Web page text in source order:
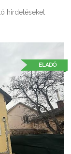
hirdetéseket
ELADÓ